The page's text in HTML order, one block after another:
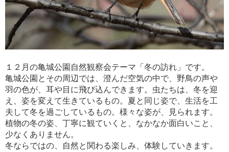
１２月の亀城公園自然観察会テーマ「冬の訪れ」です。
亀城公園とその周辺では、澄んだ空気の中で、野鳥の声や
羽の色が、耳や目に飛び込んできます。虫たちは、冬を迎
え、姿を変えて生きているもの。夏と同じ姿で、生活を工
夫して冬を過ごしているもの。様々な姿が、見られます。
植物の冬の姿、丁寧に観ていくと、なかなか面白いこと、
少なくありません。
冬ならではの、自然と関わる楽しみ、体験していきます。